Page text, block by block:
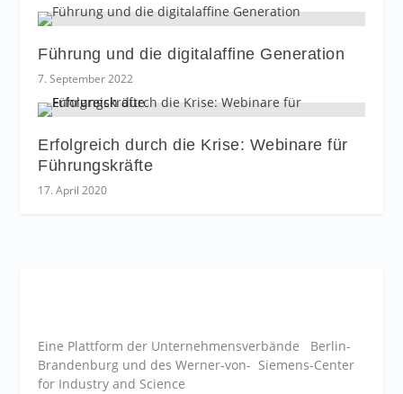
Führung und die digitalaffine Generation
7. September 2022
Erfolgreich durch die Krise: Webinare für
Führungskräfte
17. April 2020
Eine Plattform der Unternehmensverbände Berlin-
Brandenburg und des Werner-von- Siemens-Center
for Industry and Science